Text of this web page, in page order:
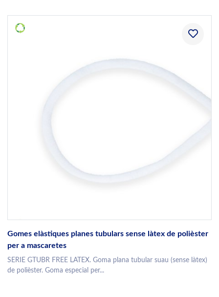
Gomes elàstiques planes tubulars sense làtex de polièster
per a mascaretes
SERIE GTUBR FREE LATEX. Goma plana tubular suau (sense làtex)
de polièster. Goma especial per...